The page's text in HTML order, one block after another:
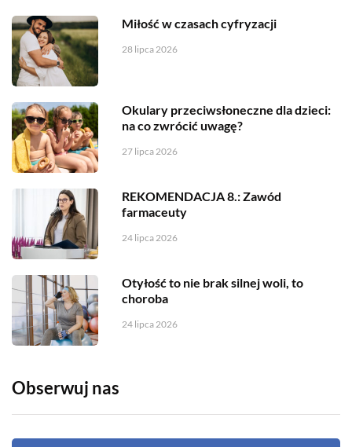
Miłość w czasach cyfryzacji
28 lipca 2026
Okulary przeciwsłoneczne dla dzieci:
na co zwrócić uwagę?
27 lipca 2026
REKOMENDACJA 8.: Zawód
farmaceuty
24 lipca 2026
Otyłość to nie brak silnej woli, to
choroba
24 lipca 2026
Obserwuj nas